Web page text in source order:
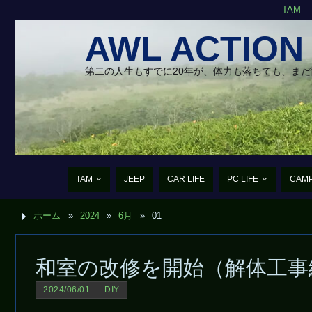
TAM
AWL ACTION
第二の人生もすでに20年が、体力も落ちても、ま
TAM JEEP CAR LIFE PC LIFE
ホーム » 2024 » 6月 » 01
和室の改修を開始（解体工
2024/06/01 DIY